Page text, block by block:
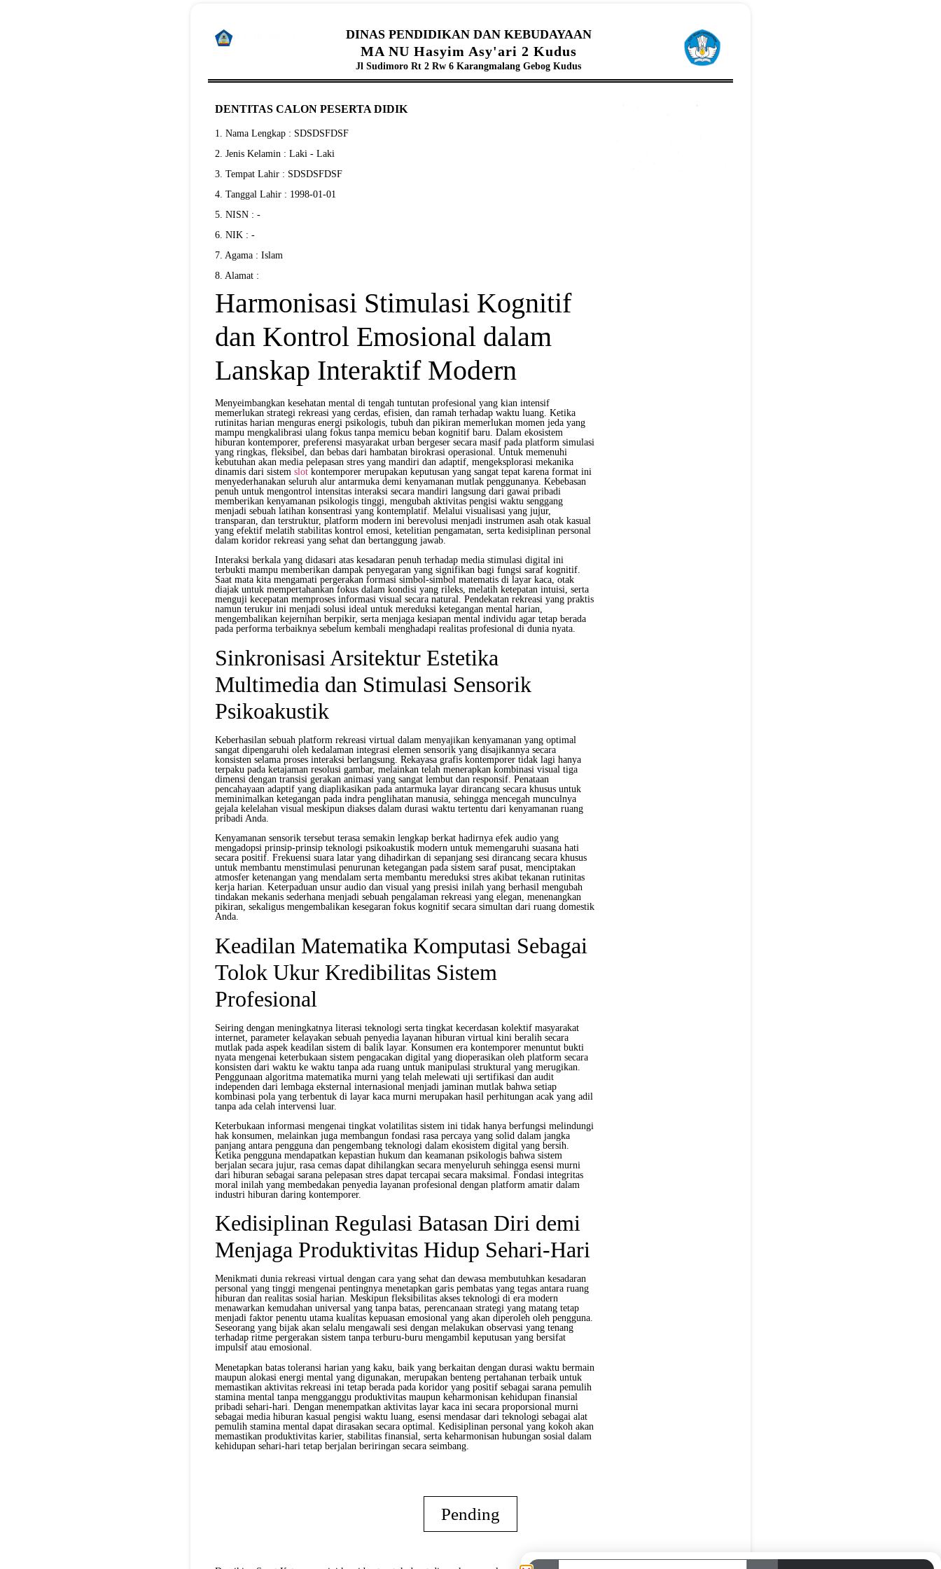
DINAS PENDIDIKAN DAN KEBUDAYAAN
MA NU Hasyim Asy'ari 2 Kudus
Jl Sudimoro Rt 2 Rw 6 Karangmalang Gebog Kudus
DENTITAS CALON PESERTA DIDIK
1. Nama Lengkap : SDSDSFDSF
2. Jenis Kelamin : Laki - Laki
3. Tempat Lahir : SDSDSFDSF
4. Tanggal Lahir : 1998-01-01
5. NISN : -
6. NIK : -
7. Agama : Islam
8. Alamat :
Harmonisasi Stimulasi Kognitif
dan Kontrol Emosional dalam
Lanskap Interaktif Modern
Menyeimbangkan kesehatan mental di tengah tuntutan profesional yang kian intensif
memerlukan strategi rekreasi yang cerdas, efisien, dan ramah terhadap waktu luang. Ketika
rutinitas harian menguras energi psikologis, tubuh dan pikiran memerlukan momen jeda yang
mampu mengkalibrasi ulang fokus tanpa memicu beban kognitif baru. Dalam ekosistem
hiburan kontemporer, preferensi masyarakat urban bergeser secara masif pada platform simulasi
yang ringkas, fleksibel, dan bebas dari hambatan birokrasi operasional. Untuk memenuhi
kebutuhan akan media pelepasan stres yang mandiri dan adaptif, mengeksplorasi mekanika
dinamis dari sistem slot kontemporer merupakan keputusan yang sangat tepat karena format ini
menyederhanakan seluruh alur antarmuka demi kenyamanan mutlak penggunanya. Kebebasan
penuh untuk mengontrol intensitas interaksi secara mandiri langsung dari gawai pribadi
memberikan kenyamanan psikologis tinggi, mengubah aktivitas pengisi waktu senggang
menjadi sebuah latihan konsentrasi yang kontemplatif. Melalui visualisasi yang jujur,
transparan, dan terstruktur, platform modern ini berevolusi menjadi instrumen asah otak kasual
yang efektif melatih stabilitas kontrol emosi, ketelitian pengamatan, serta kedisiplinan personal
dalam koridor rekreasi yang sehat dan bertanggung jawab.
Interaksi berkala yang didasari atas kesadaran penuh terhadap media stimulasi digital ini
terbukti mampu memberikan dampak penyegaran yang signifikan bagi fungsi saraf kognitif.
Saat mata kita mengamati pergerakan formasi simbol-simbol matematis di layar kaca, otak
diajak untuk mempertahankan fokus dalam kondisi yang rileks, melatih ketepatan intuisi, serta
menguji kecepatan memproses informasi visual secara natural. Pendekatan rekreasi yang praktis
namun terukur ini menjadi solusi ideal untuk mereduksi ketegangan mental harian,
mengembalikan kejernihan berpikir, serta menjaga kesiapan mental individu agar tetap berada
pada performa terbaiknya sebelum kembali menghadapi realitas profesional di dunia nyata.
Sinkronisasi Arsitektur Estetika
Multimedia dan Stimulasi Sensorik
Psikoakustik
Keberhasilan sebuah platform rekreasi virtual dalam menyajikan kenyamanan yang optimal
sangat dipengaruhi oleh kedalaman integrasi elemen sensorik yang disajikannya secara
konsisten selama proses interaksi berlangsung. Rekayasa grafis kontemporer tidak lagi hanya
terpaku pada ketajaman resolusi gambar, melainkan telah menerapkan kombinasi visual tiga
dimensi dengan transisi gerakan animasi yang sangat lembut dan responsif. Penataan
pencahayaan adaptif yang diaplikasikan pada antarmuka layar dirancang secara khusus untuk
meminimalkan ketegangan pada indra penglihatan manusia, sehingga mencegah munculnya
gejala kelelahan visual meskipun diakses dalam durasi waktu tertentu dari kenyamanan ruang
pribadi Anda.
Kenyamanan sensorik tersebut terasa semakin lengkap berkat hadirnya efek audio yang
mengadopsi prinsip-prinsip teknologi psikoakustik modern untuk memengaruhi suasana hati
secara positif. Frekuensi suara latar yang dihadirkan di sepanjang sesi dirancang secara khusus
untuk membantu menstimulasi penurunan ketegangan pada sistem saraf pusat, menciptakan
atmosfer ketenangan yang mendalam serta membantu mereduksi stres akibat tekanan rutinitas
kerja harian. Keterpaduan unsur audio dan visual yang presisi inilah yang berhasil mengubah
tindakan mekanis sederhana menjadi sebuah pengalaman rekreasi yang elegan, menenangkan
pikiran, sekaligus mengembalikan kesegaran fokus kognitif secara simultan dari ruang domestik
Anda.
Keadilan Matematika Komputasi Sebagai
Tolok Ukur Kredibilitas Sistem
Profesional
Seiring dengan meningkatnya literasi teknologi serta tingkat kecerdasan kolektif masyarakat
internet, parameter kelayakan sebuah penyedia layanan hiburan virtual kini beralih secara
mutlak pada aspek keadilan sistem di balik layar. Konsumen era kontemporer menuntut bukti
nyata mengenai keterbukaan sistem pengacakan digital yang dioperasikan oleh platform secara
konsisten dari waktu ke waktu tanpa ada ruang untuk manipulasi struktural yang merugikan.
Penggunaan algoritma matematika murni yang telah melewati uji sertifikasi dan audit
independen dari lembaga eksternal internasional menjadi jaminan mutlak bahwa setiap
kombinasi pola yang terbentuk di layar kaca murni merupakan hasil perhitungan acak yang adil
tanpa ada celah intervensi luar.
Keterbukaan informasi mengenai tingkat volatilitas sistem ini tidak hanya berfungsi melindungi
hak konsumen, melainkan juga membangun fondasi rasa percaya yang solid dalam jangka
panjang antara pengguna dan pengembang teknologi dalam ekosistem digital yang bersih.
Ketika pengguna mendapatkan kepastian hukum dan keamanan psikologis bahwa sistem
berjalan secara jujur, rasa cemas dapat dihilangkan secara menyeluruh sehingga esensi murni
dari hiburan sebagai sarana pelepasan stres dapat tercapai secara maksimal. Fondasi integritas
moral inilah yang membedakan penyedia layanan profesional dengan platform amatir dalam
industri hiburan daring kontemporer.
Kedisiplinan Regulasi Batasan Diri demi
Menjaga Produktivitas Hidup Sehari-Hari
Menikmati dunia rekreasi virtual dengan cara yang sehat dan dewasa membutuhkan kesadaran
personal yang tinggi mengenai pentingnya menetapkan garis pembatas yang tegas antara ruang
hiburan dan realitas sosial harian. Meskipun fleksibilitas akses teknologi di era modern
menawarkan kemudahan universal yang tanpa batas, perencanaan strategi yang matang tetap
menjadi faktor penentu utama kualitas kepuasan emosional yang akan diperoleh oleh pengguna.
Seseorang yang bijak akan selalu mengawali sesi dengan melakukan observasi yang tenang
terhadap ritme pergerakan sistem tanpa terburu-buru mengambil keputusan yang bersifat
impulsif atau emosional.
Menetapkan batas toleransi harian yang kaku, baik yang berkaitan dengan durasi waktu bermain
maupun alokasi energi mental yang digunakan, merupakan benteng pertahanan terbaik untuk
memastikan aktivitas rekreasi ini tetap berada pada koridor yang positif sebagai sarana pemulih
stamina mental tanpa mengganggu produktivitas maupun keharmonisan kehidupan finansial
pribadi sehari-hari. Dengan menempatkan aktivitas layar kaca ini secara proporsional murni
sebagai media hiburan kasual pengisi waktu luang, esensi mendasar dari teknologi sebagai alat
pemulih stamina mental dapat dirasakan secara optimal. Kedisiplinan personal yang kokoh akan
memastikan produktivitas karier, stabilitas finansial, serta keharmonisan hubungan sosial dalam
kehidupan sehari-hari tetap berjalan beriringan secara seimbang.
Pending